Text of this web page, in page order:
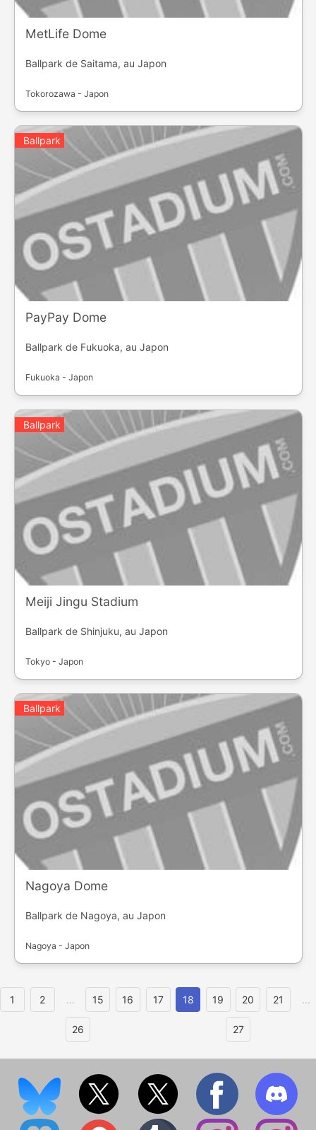
MetLife Dome
Ballpark de Saitama, au Japon
Tokorozawa - Japon
Ballpark
PayPay Dome
Ballpark de Fukuoka, au Japon
Fukuoka - Japon
Ballpark
Meiji Jingu Stadium
Ballpark de Shinjuku, au Japon
Tokyo - Japon
Ballpark
Nagoya Dome
Ballpark de Nagoya, au Japon
Nagoya - Japon
1 2 ... 15 16 17 18 19 20 21 ...
26 27